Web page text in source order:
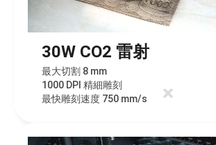
30W CO2 雷射
最大切割 8 mm
1000 DPI 精細雕刻
最快雕刻速度 750 mm/s